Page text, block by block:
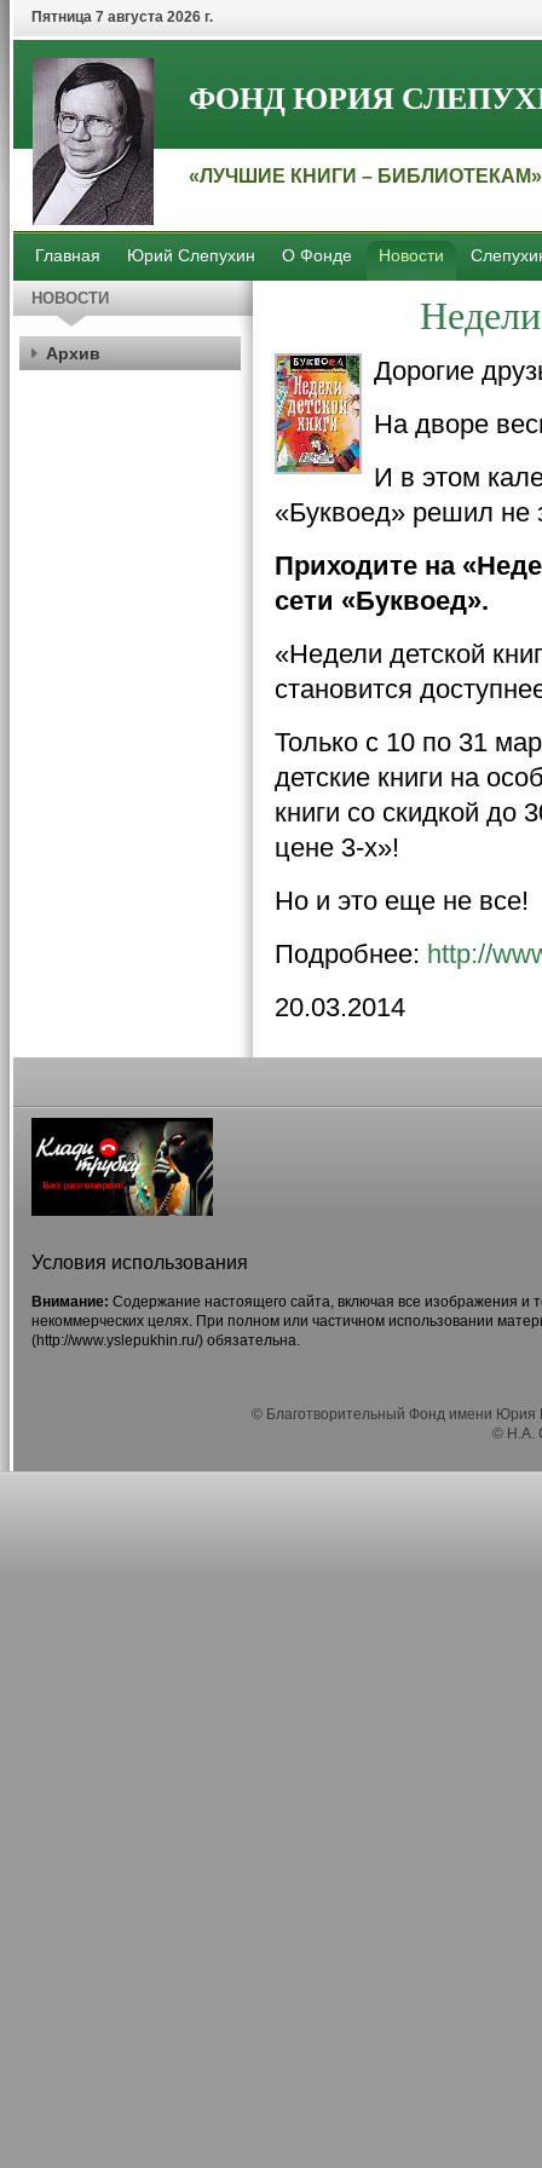
Пятница 7 августа 2026 г.
ФОНД ЮРИЯ
«ЛУЧШИЕ КНИГИ – БИБЛИОТЕКАМ»
Главная Юрий Слепухин О Фонде Новости
Недели
Дорогие
На дворе
И в этом
«Буквоед» решил не
Приходитена
сети «Буквоед».
«Недели детской
становится
Только с 10 по 31
детские книги на
книги со скидкой до
цене 3-х»!
Но и это еще не все!
Подробнее: http://
20.03.2014
НОВОСТИ
Архив
Условия использования
Внимание: Содержание настоящего сайта, включая все изображения и
некоммерческих целях. При полном или частичном использовании
(http://www.yslepukhin.ru/) обязательна.
© Благотворительный Фонд имени Юрия
© Н.А.